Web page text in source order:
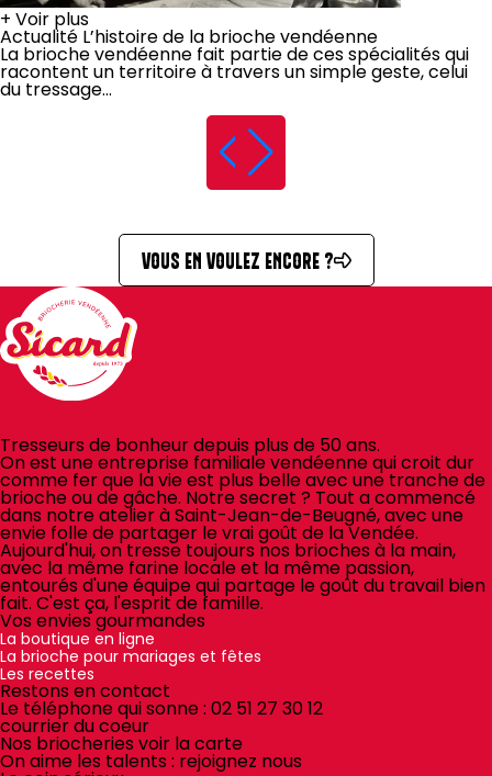
+ Voir plus
Actualité L’histoire de la brioche vendéenne
La brioche vendéenne fait partie de ces spécialités qui
racontent un territoire à travers un simple geste, celui
du tressage...
VOUS EN VOULEZ ENCORE ?
Tresseurs de bonheur depuis plus de 50 ans.
On est une entreprise familiale vendéenne qui croit dur
comme fer que la vie est plus belle avec une tranche de
brioche ou de gâche. Notre secret ? Tout a commencé
dans notre atelier à Saint-Jean-de-Beugné, avec une
envie folle de partager le vrai goût de la Vendée.
Aujourd'hui, on tresse toujours nos brioches à la main,
avec la même farine locale et la même passion,
entourés d'une équipe qui partage le goût du travail bien
fait. C'est ça, l'esprit de famille.
Vos envies gourmandes
La boutique en ligne
La brioche pour mariages et fêtes
Les recettes
Restons en contact
Le téléphone qui sonne : 02 51 27 30 12
courrier du coeur
Nos briocheries voir la carte
On aime les talents : rejoignez nous